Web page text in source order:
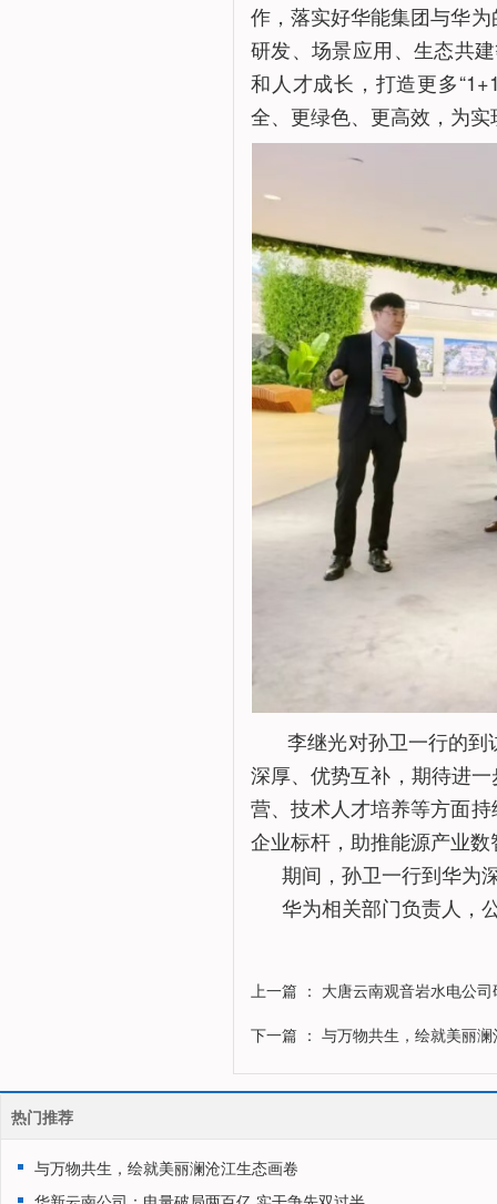
作，落实好华能集团与华
研发、场景应用、生态共
和人才成长，打造更多
全、更绿色、更高效，为实
李继光对孙卫一行的
深厚、优势互补，期待进
营、技术人才培养等方面
企业标杆，助推能源产业
期间，孙卫一行到华为
华为相关部门负责人，
上一篇 ： 大唐云南观音岩水电公
下一篇 ： 与万物共生，绘就美丽
热门推荐
与万物共生，绘就美丽澜沧江生态画卷